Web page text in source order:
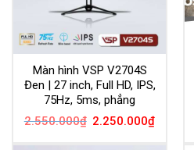
Màn hình VSP V2704S
Đen | 27 inch, Full HD, IPS,
75Hz, 5ms, phẳng
2.550.000₫ Giá
2.250.000₫Giá